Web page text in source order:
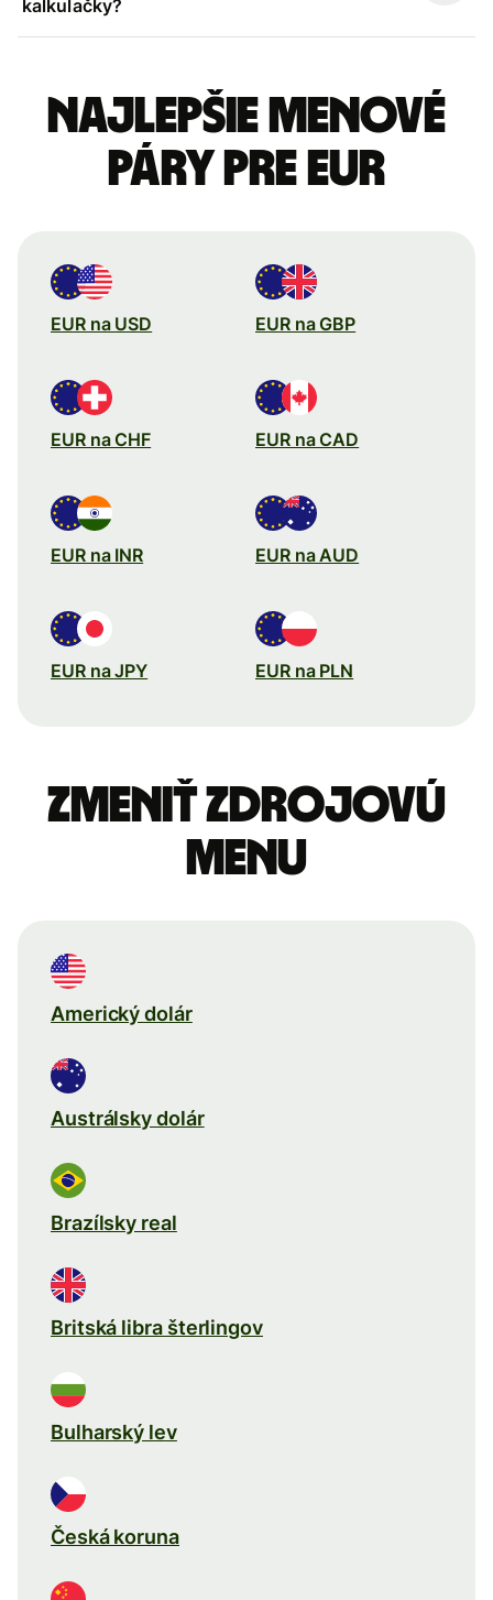
kalkulačky?
Najlepšie menové
páry pre Eur
EUR na USD EUR na GBP
EUR na CHF EUR na CAD
EUR na INR EUR na AUD
EUR na JPY EUR na PLN
Zmeniť zdrojovú
menu
Americký dolár
Austrálsky dolár
Brazílsky real
Britská libra šterlingov
Bulharský lev
Česká koruna